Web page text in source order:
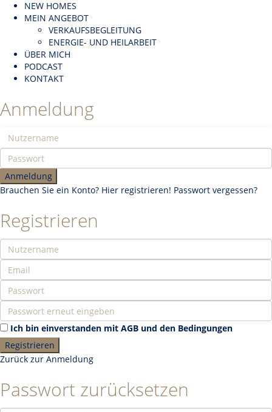
NEW HOMES
MEIN ANGEBOT
VERKAUFSBEGLEITUNG
ENERGIE- UND HEILARBEIT
ÜBER MICH
PODCAST
KONTAKT
Anmeldung
Anmeldung
Brauchen Sie ein Konto? Hier registrieren! Passwort vergessen?
Registrieren
Ich bin einverstanden mit AGB und den Bedingungen
Registrieren
Zurück zur Anmeldung
Passwort zurücksetzen